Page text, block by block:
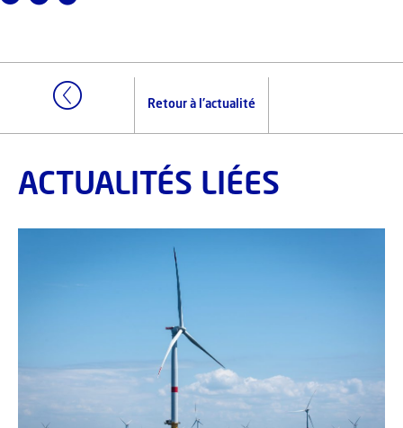
Retour à l'actualité
ACTUALITÉS LIÉES